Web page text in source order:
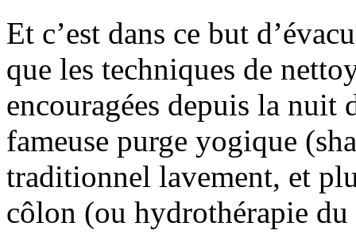
Et c’est dans ce but
que les techniques de
encouragées depuis la nuit
fameuse purge yogique
traditionnel lavement, et
côlon (ou hydrothérapie